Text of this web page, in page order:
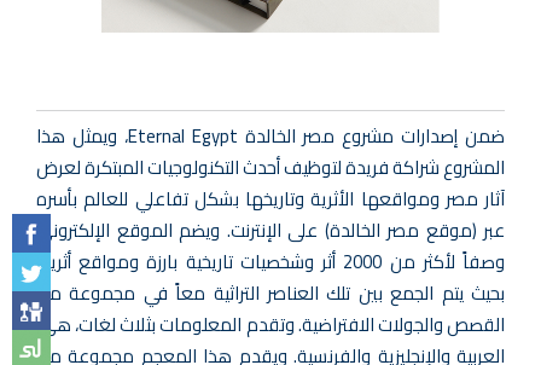
ضمن إصدارات مشروع مصر الخالدة Eternal Egypt، ويمثل هذا
المشروع شراكة فريدة لتوظيف أحدث التكنولوجيات المبتكرة لعرض
آثار مصر ومواقعها الأثرية وتاريخها بشكل تفاعلي للعالم بأسره
عبر (موقع مصر الخالدة) على الإنترنت. ويضم الموقع الإلكتروني
وصفاً لأكثر من 2000 أثر وشخصيات تاريخية بارزة ومواقع أثرية،
بحيث يتم الجمع بين تلك العناصر التراثية معاً في مجموعة من
القصص والجولات الافتراضية. وتقدم المعلومات بثلاث لغات، هي:
العربية والإنجليزية والفرنسية. ويقدم هذا المعجم مجموعة من